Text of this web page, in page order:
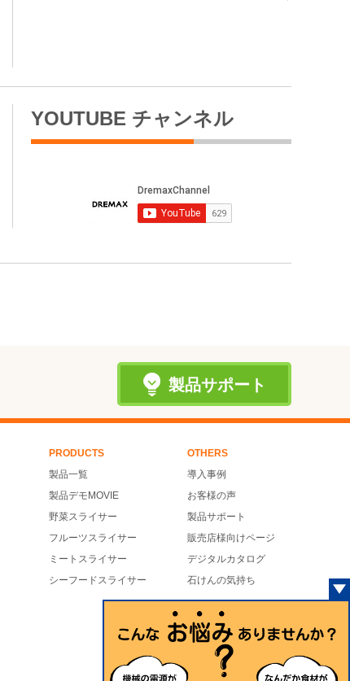
YOUTUBE チャンネル
製品サポート
PRODUCTS
製品一覧
製品デモMOVIE
野菜スライサー
フルーツスライサー
ミートスライサー
シーフードスライサー
OTHERS
導入事例
お客様の声
製品サポート
販売店様向けページ
デジタルカタログ
石けんの気持ち